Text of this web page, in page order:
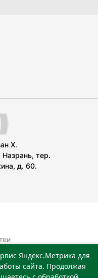
Х.
Назрань, тер.
д. 60.
77-
Яндекс.Метрика для
сайта. Продолжая